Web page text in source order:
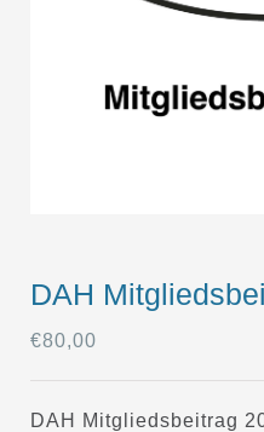
DAH
€80,00
DAH Mitgliedsbeitrag